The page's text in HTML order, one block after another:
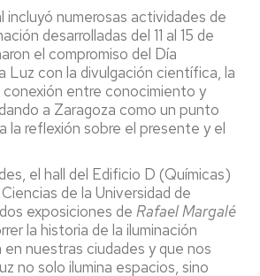
incluyó numerosas actividades de
desarrolladas del 11 al 15 de
el compromiso del Día
Luz con la divulgación científica, la
conexión entre conocimiento y
a Zaragoza como un punto
la reflexión sobre el presente y el
el hall del Edificio D (Químicas)
de la Universidad de
exposiciones de Rafael Margalé
la historia de la iluminación
en nuestras ciudades y que nos
no solo ilumina espacios, sino